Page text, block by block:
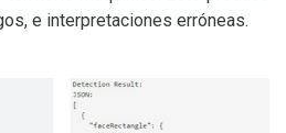
e interpretaciones erróneas.